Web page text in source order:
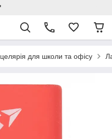
для школи та офісу